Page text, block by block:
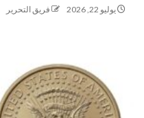
يوليو 22, 2026 فريق التحرير